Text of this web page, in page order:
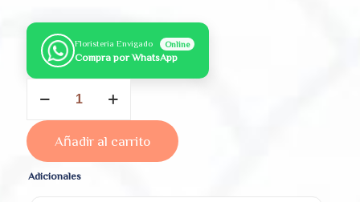
Adicionales
Floral
Añadir al carrito
Floristeria Envigado Online
Compra por WhatsApp